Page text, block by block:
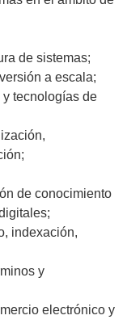
de sistemas;
a escala;
tecnologías de
de conocimiento
indexación,
y
electrónico y